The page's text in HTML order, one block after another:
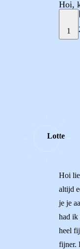
Hoi,
1
Lotte
Hoi
altijd
je je
had ik
heel
fijner.